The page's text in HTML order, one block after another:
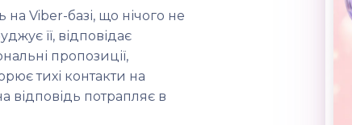
на Viber-базі, що нічого не
її, відповідає
пропозиції,
тихі контакти на
відповідь потрапляє в